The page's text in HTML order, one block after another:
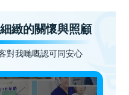
緻的關懷與照顧
對我哋嘅認可同安心